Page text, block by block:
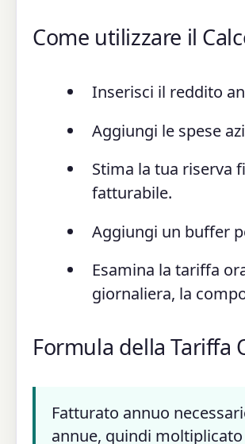
Come utilizzare il
Inserisci il reddito
Aggiungi le spese
Stima la tua riserva
fatturabile.
Aggiungi un buffer
Esamina la tariffa
giornaliera, la
Formula della Tariffa
Fatturato annuo
annue, quindi